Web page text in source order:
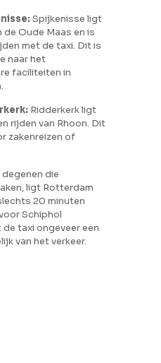
Spijkenisse ligt
de Oude Maas en is
met de taxi. Dit is
naar het
faciliteiten in
Ridderkerk ligt
rijden van Rhoon. Dit
zakenreizen of
degenen die
ligt Rotterdam
20 minuten
Schiphol
taxi ongeveer een
van het verkeer.